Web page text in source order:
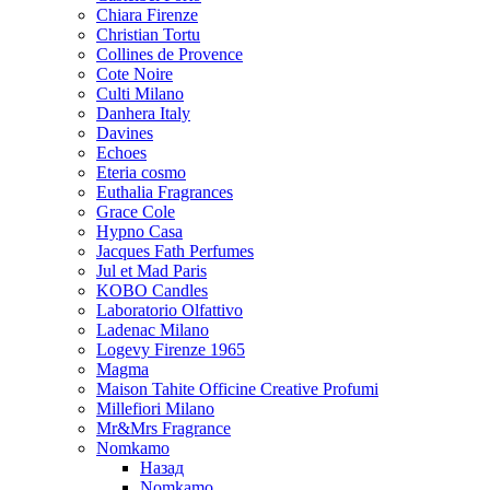
Chiara Firenze
Christian Tortu
Collines de Provence
Cote Noire
Culti Milano
Danhera Italy
Davines
Echoes
Eteria cosmo
Euthalia Fragrances
Grace Cole
Hypno Casa
Jacques Fath Perfumes
Jul et Mad Paris
KOBO Candles
Laboratorio Olfattivo
Ladenac Milano
Logevy Firenze 1965
Magma
Maison Tahite Officine Creative Profumi
Millefiori Milano
Mr&Mrs Fragrance
Nomkamo
Назад